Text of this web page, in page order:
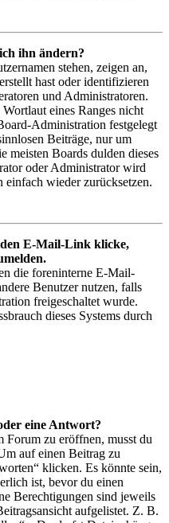
ihn ändern?
stehen, zeigen an,
hast oder identifizieren
und Administratoren.
eines Ranges nicht
Administration festgelegt
Beiträge, nur um
meisten Boards dulden dieses
oder Administrator wird
einfach wieder zurücksetzen.
E-Mail-Link klicke,
die foreninterne E-Mail-
Benutzer nutzen, falls
freigeschaltet wurde.
dieses Systems durch
eine Antwort?
Forum zu eröffnen, musst du
auf einen Beitrag zu
klicken. Es könnte sein,
ist, bevor du einen
Berechtigungen sind jeweils
aufgelistet. Z. B.